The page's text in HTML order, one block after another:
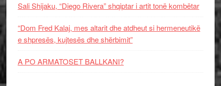
Sali Shijaku, “Diego Rivera” shqiptar i artit tonë kombëtar
“Dom Fred Kalaj, mes altarit dhe atdheut si hermeneutikë
e shpresës, kujtesës dhe shërbimit”
A PO ARMATOSET BALLKANI?